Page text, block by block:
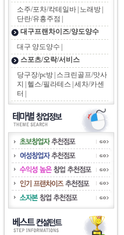
소주/포차/칵테일바 노래방
단란/유흥주점
대구프랜차이즈/양도양수
대구 양도양수
스포츠/오락/서비스
당구장/pc방 스크린골프/맛사
지
헬스/필라테스 세차/카센
터